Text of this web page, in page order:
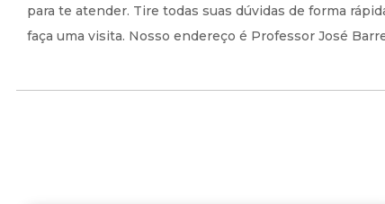
para te atender. Tire todas suas dúvidas de forma
faça uma visita. Nosso endereço é Professor José